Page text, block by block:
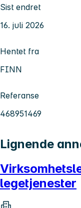
Sist endret
16. juli 2026
Hentet fra
FINN
Referanse
468951469
Lignende
legetjenester